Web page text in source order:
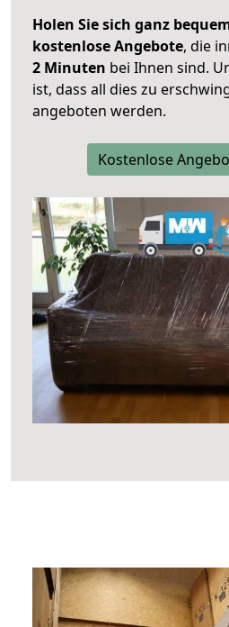
Holen Sie sich ganz
kostenlose Angebote, die
2 Minuten bei Ihnen sind.
ist, dass all dies zu
angeboten werden.
Kostenlose